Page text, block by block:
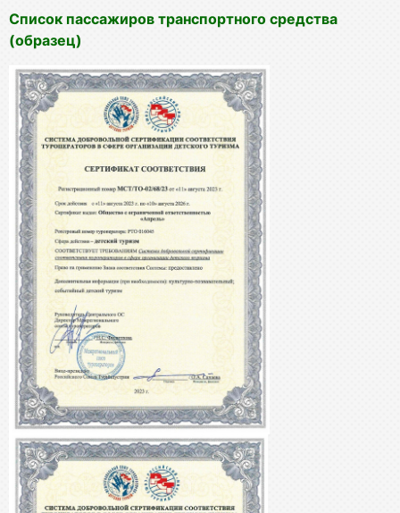
Список пассажиров транспортного средства
(образец)